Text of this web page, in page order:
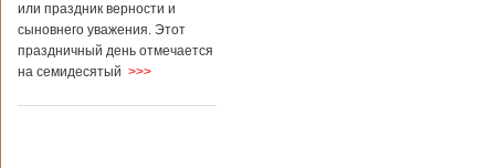
или праздник верности и
сыновнего уважения. Этот
праздничный день отмечается
на семидесятый >>>